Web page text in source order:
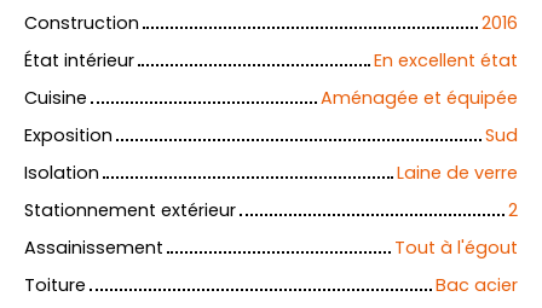
Construction
2016
État intérieur
En excellent état
Cuisine
Aménagée et équipée
Exposition
Sud
Isolation
Laine de verre
Stationnement extérieur
2
Assainissement
Tout à l'égout
Toiture
Bac acier